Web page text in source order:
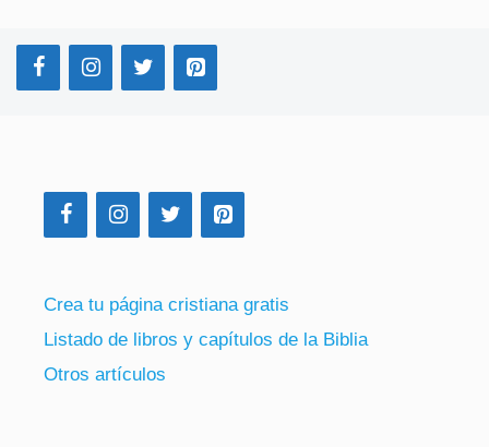
Crea tu página cristiana gratis
Listado de libros y capítulos de la Biblia
Otros artículos